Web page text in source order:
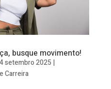
busque movimento!
setembro 2025 |
Carreira